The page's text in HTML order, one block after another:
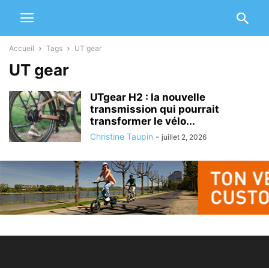
Accueil Tags UT gear
UT gear
UTgear H2 : la nouvelle
transmission qui pourrait
transformer le vélo...
Christine Taupin - juillet 2, 2026